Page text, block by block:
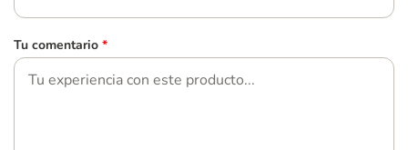
Tu comentario *